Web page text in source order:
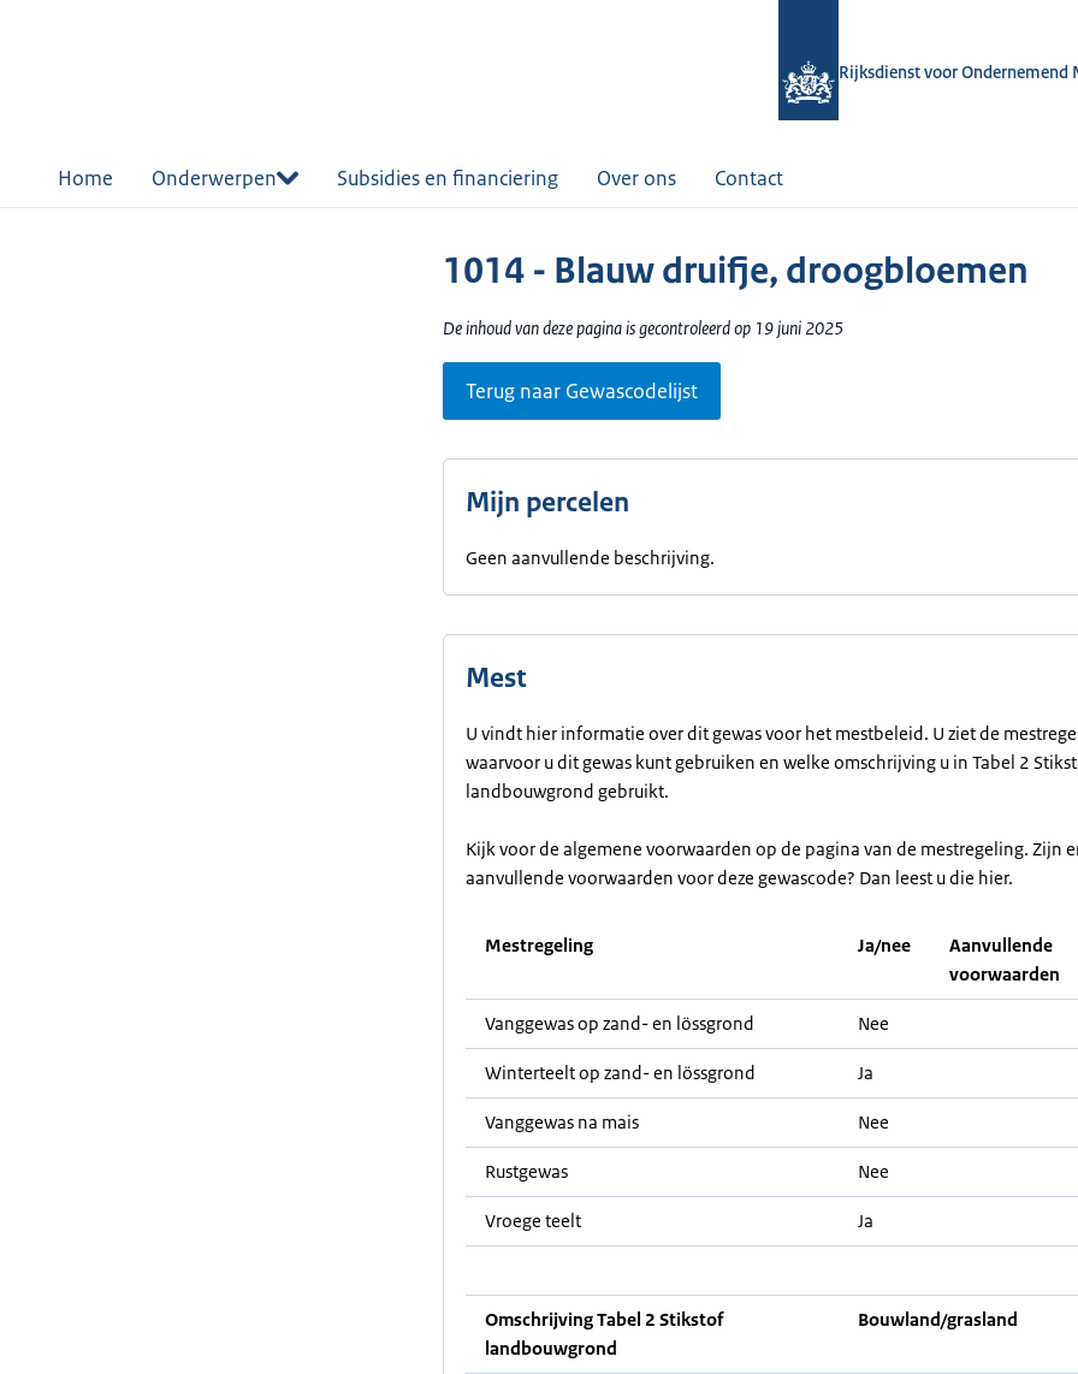
Rijksdienst voor Ondernemend
Home Onderwerpen Subsidies en financiering Over ons Contact
1014 - Blauw druifje, droogbloemen
De inhoud van deze pagina is gecontroleerd op 19 juni 2025
Terug naar Gewascodelijst
Mijn percelen
Geen aanvullende beschrijving.
Mest
U vindt hier informatie over dit gewas voor het mestbeleid. U ziet de
waarvoor u dit gewas kunt gebruiken en welke omschrijving u in Tabel 2
landbouwgrond gebruikt.
Kijk voor de algemene voorwaarden op de pagina van de mestregeling. Zijn
aanvullende voorwaarden voor deze gewascode? Dan leest u die hier.
Mestregeling Ja/nee
Aanvullende
voorwaarden
Vanggewas op zand- en lössgrond Nee
Winterteelt op zand- en lössgrond Ja
Vanggewas na mais Nee
Rustgewas Nee
Vroege teelt Ja
Omschrijving Tabel 2 Stikstof
landbouwgrond
Bouwland/grasland